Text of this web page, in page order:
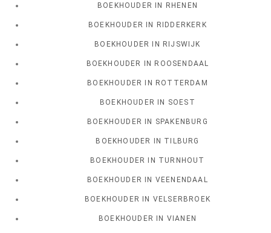
BOEKHOUDER IN RHENEN
BOEKHOUDER IN RIDDERKERK
BOEKHOUDER IN RIJSWIJK
BOEKHOUDER IN ROOSENDAAL
BOEKHOUDER IN ROTTERDAM
BOEKHOUDER IN SOEST
BOEKHOUDER IN SPAKENBURG
BOEKHOUDER IN TILBURG
BOEKHOUDER IN TURNHOUT
BOEKHOUDER IN VEENENDAAL
BOEKHOUDER IN VELSERBROEK
BOEKHOUDER IN VIANEN